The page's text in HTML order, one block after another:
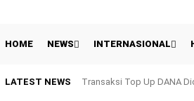
HOME NEWS INTERNASIONAL
LATEST NEWSTransaksi Top Up DANA
Gagal Juara Piala